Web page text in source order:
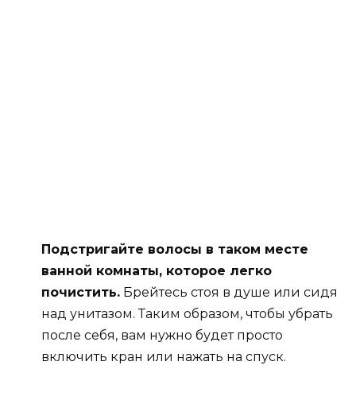
Подстригайте волосы в таком месте
ванной комнаты, которое легко
почистить. Брейтесь стоя в душе или сидя
над унитазом. Таким образом, чтобы убрать
после себя, вам нужно будет просто
включить кран или нажать на спуск.